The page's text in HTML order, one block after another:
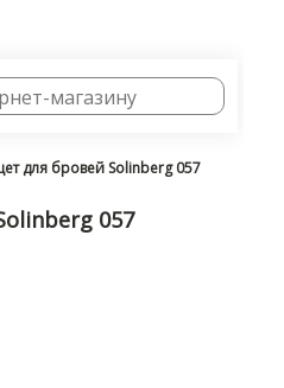
для бровей Solinberg 057
057